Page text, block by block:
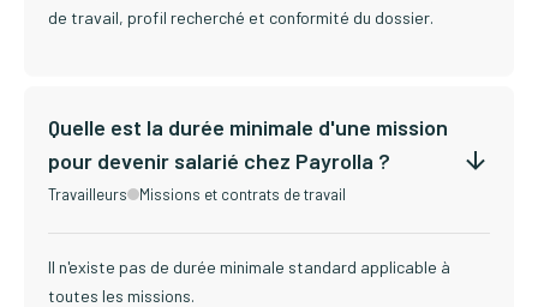
de travail, profil recherché et conformité du dossier.
Quelle est la durée minimale d'une mission
pour devenir salarié chez Payrolla ?
Travailleurs Missions et contrats de travail
Il n'existe pas de durée minimale standard applicable à
toutes les missions.